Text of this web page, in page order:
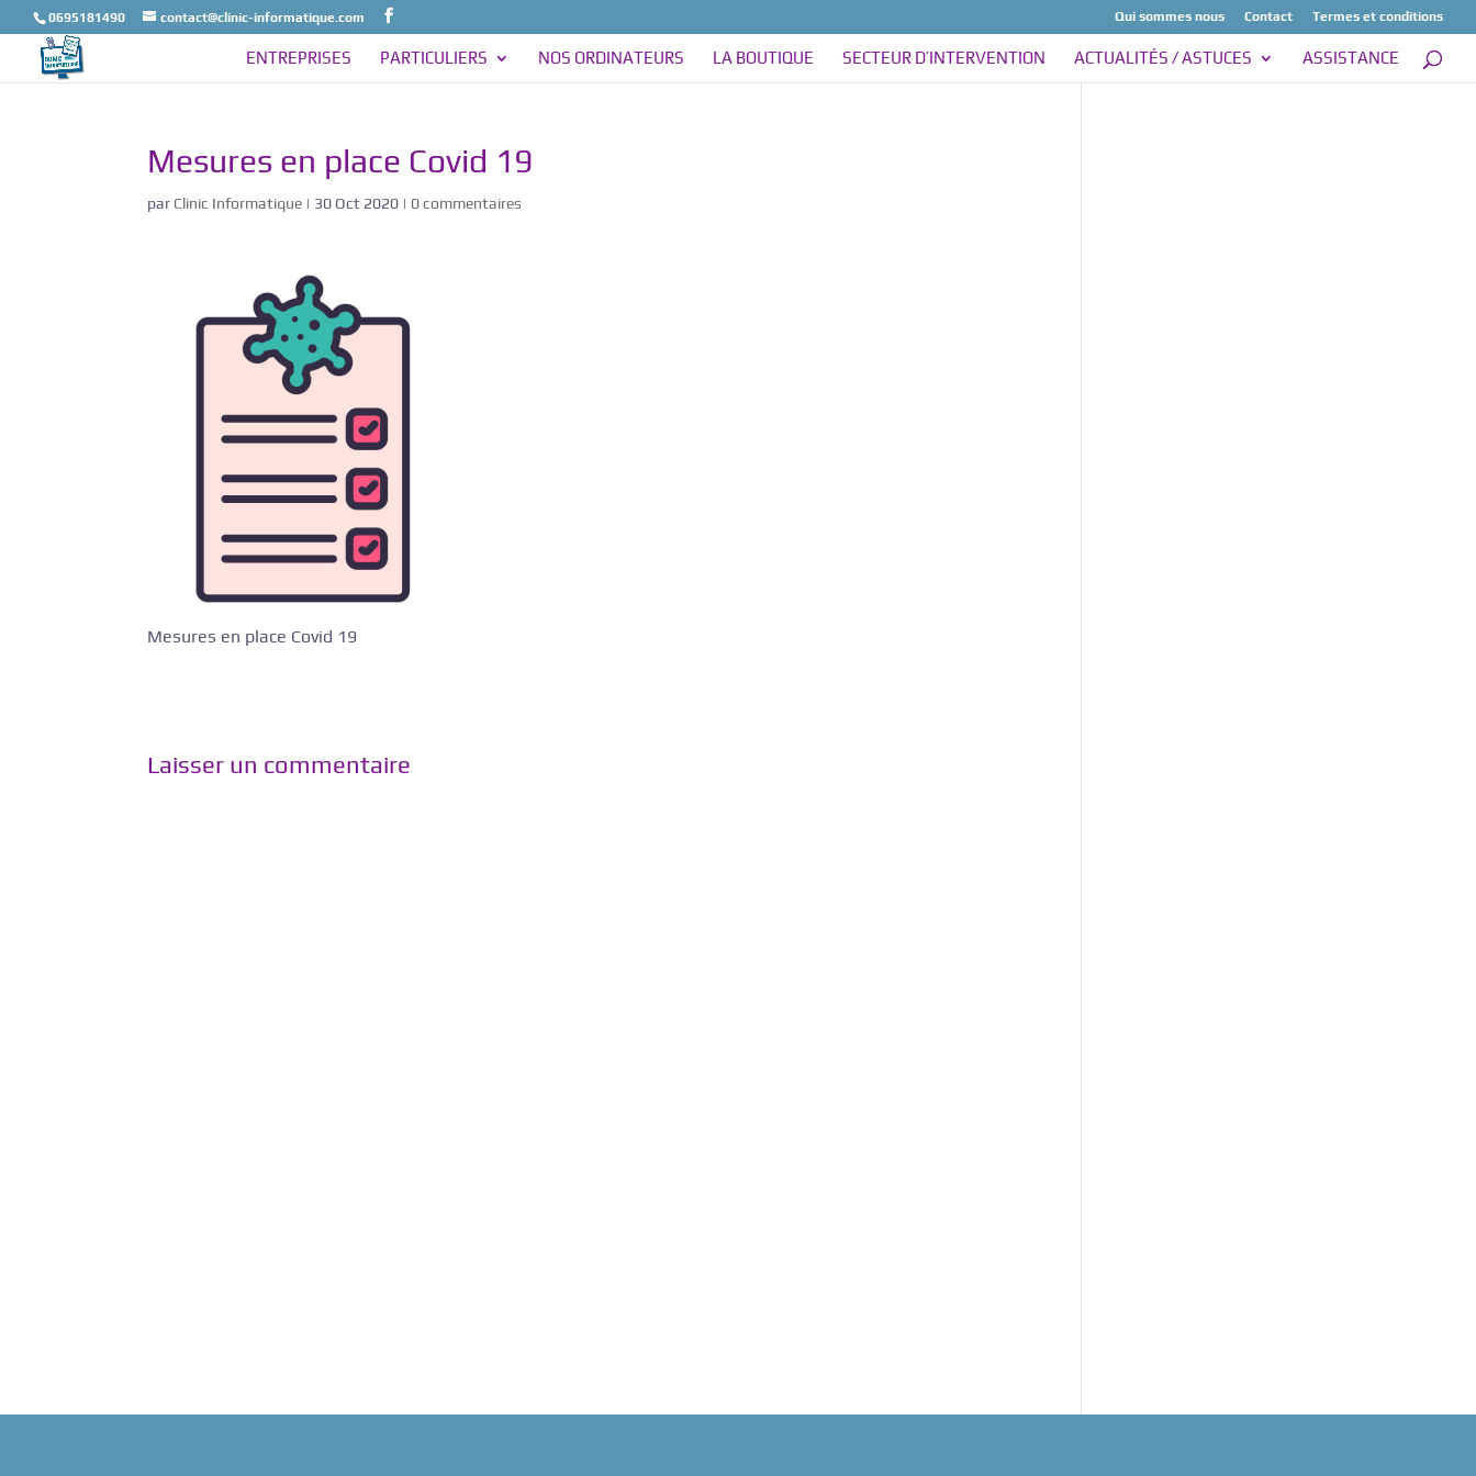
0695181490 contact@clinic-informatique.com Qui sommes nous Contact Termes et conditions
ENTREPRISES PARTICULIERS NOS ORDINATEURS LA BOUTIQUE SECTEUR D’INTERVENTION ACTUALITÉS / ASTUCES ASSISTANCE
Mesures en place Covid 19
par Clinic Informatique | 30 Oct 2020 | 0 commentaires
Mesures en place Covid 19
Laisser un commentaire